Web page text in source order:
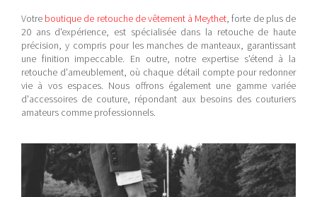
Votre boutique de retouche de vêtement à Meythet, forte de plus de
20 ans d'expérience, est spécialisée dans la retouche de haute
précision, y compris pour les manches de manteaux, garantissant
une finition impeccable. En outre, notre expertise s'étend à la
retouche d'ameublement, où chaque détail compte pour redonner
vie à vos espaces. Nous offrons également une gamme variée
d'accessoires de couture, répondant aux besoins des couturiers
amateurs comme professionnels.